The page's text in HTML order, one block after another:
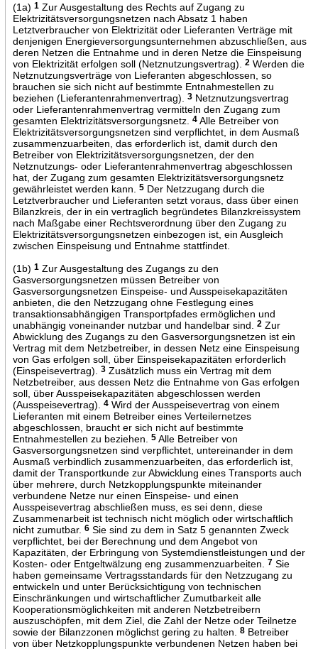
(1a) 1Zur Ausgestaltung des Rechts auf Zugang zu
Elektrizitätsversorgungsnetzen nach Absatz 1 haben
Letztverbraucher von Elektrizität oder Lieferanten Verträge mit
denjenigen Energieversorgungsunternehmen abzuschließen, aus
deren Netzen die Entnahme und in deren Netze die Einspeisung
von Elektrizität erfolgen soll (Netznutzungsvertrag).
2Werden die
Netznutzungsverträge von Lieferanten abgeschlossen, so
brauchen sie sich nicht auf bestimmte Entnahmestellen zu
beziehen (Lieferantenrahmenvertrag).
3Netznutzungsvertrag
oder Lieferantenrahmenvertrag vermitteln den Zugang zum
gesamten Elektrizitätsversorgungsnetz.
4Alle Betreiber von
Elektrizitätsversorgungsnetzen sind verpflichtet, in dem Ausmaß
zusammenzuarbeiten, das erforderlich ist, damit durch den
Betreiber von Elektrizitätsversorgungsnetzen, der den
Netznutzungs- oder Lieferantenrahmenvertrag abgeschlossen
hat, der Zugang zum gesamten Elektrizitätsversorgungsnetz
gewährleistet werden kann.
5Der Netzzugang durch die
Letztverbraucher und Lieferanten setzt voraus, dass über einen
Bilanzkreis, der in ein vertraglich begründetes Bilanzkreissystem
nach Maßgabe einer Rechtsverordnung über den Zugang zu
Elektrizitätsversorgungsnetzen einbezogen ist, ein Ausgleich
zwischen Einspeisung und Entnahme stattfindet.
(1b) 1Zur Ausgestaltung des Zugangs zu den
Gasversorgungsnetzen müssen Betreiber von
Gasversorgungsnetzen Einspeise- und Ausspeisekapazitäten
anbieten, die den Netzzugang ohne Festlegung eines
transaktionsabhängigen Transportpfades ermöglichen und
unabhängig voneinander nutzbar und handelbar sind.
2Zur
Abwicklung des Zugangs zu den Gasversorgungsnetzen ist ein
Vertrag mit dem Netzbetreiber, in dessen Netz eine Einspeisung
von Gas erfolgen soll, über Einspeisekapazitäten erforderlich
(Einspeisevertrag).
3Zusätzlich muss ein Vertrag mit dem
Netzbetreiber, aus dessen Netz die Entnahme von Gas erfolgen
soll, über Ausspeisekapazitäten abgeschlossen werden
(Ausspeisevertrag).
4Wird der Ausspeisevertrag von einem
Lieferanten mit einem Betreiber eines Verteilernetzes
abgeschlossen, braucht er sich nicht auf bestimmte
Entnahmestellen zu beziehen.
5Alle Betreiber von
Gasversorgungsnetzen sind verpflichtet, untereinander in dem
Ausmaß verbindlich zusammenzuarbeiten, das erforderlich ist,
damit der Transportkunde zur Abwicklung eines Transports auch
über mehrere, durch Netzkopplungspunkte miteinander
verbundene Netze nur einen Einspeise- und einen
Ausspeisevertrag abschließen muss, es sei denn, diese
Zusammenarbeit ist technisch nicht möglich oder wirtschaftlich
nicht zumutbar. 6Sie sind zu dem in Satz 5 genannten Zweck
verpflichtet, bei der Berechnung und dem Angebot von
Kapazitäten, der Erbringung von Systemdienstleistungen und der
Kosten- oder Entgeltwälzung eng zusammenzuarbeiten.
7Sie
haben gemeinsame Vertragsstandards für den Netzzugang zu
entwickeln und unter Berücksichtigung von technischen
Einschränkungen und wirtschaftlicher Zumutbarkeit alle
Kooperationsmöglichkeiten mit anderen Netzbetreibern
auszuschöpfen, mit dem Ziel, die Zahl der Netze oder Teilnetze
sowie der Bilanzzonen möglichst gering zu halten.
8Betreiber
von über Netzkopplungspunkte verbundenen Netzen haben bei